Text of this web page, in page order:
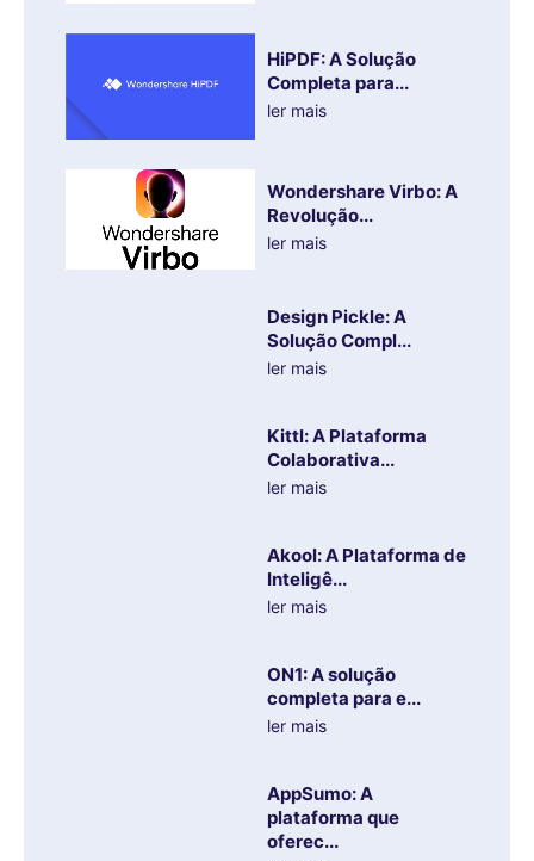
HiPDF: A Solução
Completa para...
ler mais
Wondershare Virbo: A
Revolução...
ler mais
Design Pickle: A
Solução Compl...
ler mais
Kittl: A Plataforma
Colaborativa...
ler mais
Akool: A Plataforma de
Inteligê...
ler mais
ON1: A solução
completa para e...
ler mais
AppSumo: A
plataforma que
oferec...